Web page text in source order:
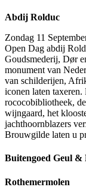
Abdij Rolduc
Zondag 11
Open Dag abdij
Goudsmederij, Dør
monument van
van schilderijen,
iconen laten
rococobibliotheek,
wijngaard, het
jachthoornblazers
Brouwgilde laten u
Buitengoed Geul &
Rothemermolen